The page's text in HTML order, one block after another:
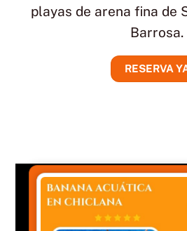
playas de arena fina de
Barrosa.
RESERVA